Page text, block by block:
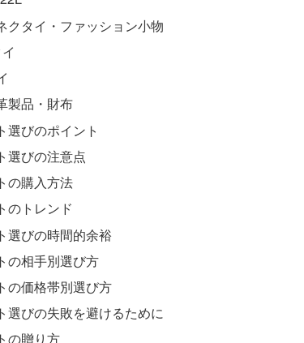
クタイ・ファッション小物
製品・財布
選びのポイント
選びの注意点
の購入方法
のトレンド
選びの時間的余裕
の相手別選び方
の価格帯別選び方
選びの失敗を避けるために
の贈り方